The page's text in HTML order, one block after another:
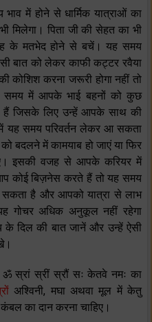
में होने से धार्मिक यात्राओं का
मिलेगा। पिता जी की सेहत का भी
के मतभेद होने से बचें। यह समय
बात को लेकर काफी कट्टर रवैया
करना जरूरी होगा नहीं तो
समय में आपके भाई बहनों को कुछ
हैं जिसके लिए उन्हें आपके साथ की
यह समय परिवर्तन लेकर आ सकता
बदलने में कामयाब हो जाएं या फिर
इसकी वजह से आपके करियर में
कोई बिज़नेस करते हैं तो यह समय
है और आपको यात्रा से लाभ
गोचर अधिक अनुकूल नहीं रहेगा
के दिल की बात जानें और उन्हें ऐसी
स्रां स्रीं स्रौं सः केतवे नमः का
अश्विनी, मघा अथवा मूल में केतु
का दान करना चाहिए।